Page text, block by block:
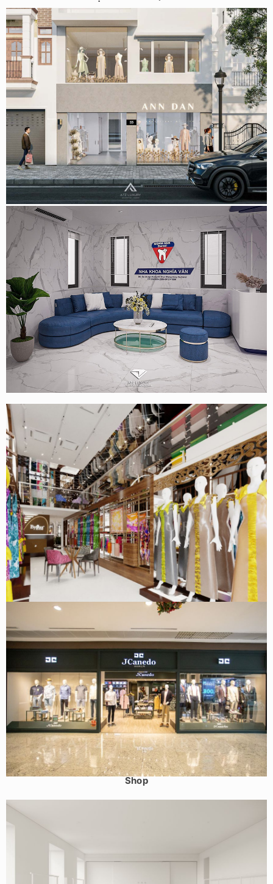
Thiết kế shop thời trang Anndan 120m2 tại Nguyễn Hy
Quang, Hà Nội
Thiết kế phòng khám nha khoa Nghĩa Vân – Huỳnh Thúc
Kháng – Hà Nội
Thiết kế cửa hàng áo dài Byfas 4 tầng 1 lửng – Tràng Tiền,
Hoàn Kiếm
Thiết kế shop thời trang nam tỉnh Quảng Ninh – Jcanedo
Shop